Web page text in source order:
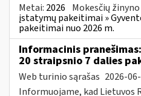
Metai: 2026 Mokesčių
įstatymų pakeitimai »
pakeitimai nuo 2026 m.
Informacinis
20 straipsnio 7 dalies
Web turinio sąrašas 2026-
Informuojame, kad Lietuvos